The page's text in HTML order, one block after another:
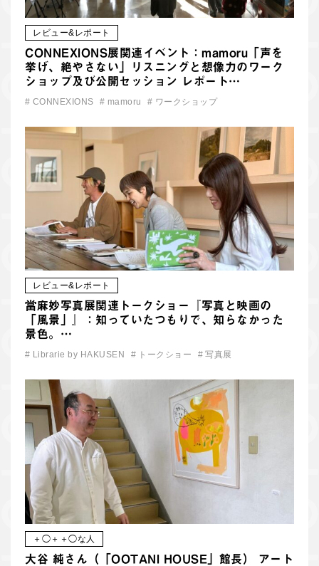
レビュー&レポート
CONNEXIONS展関連イベント：mamoru「声を
挙げ、絶やさない」リスニングと想像力のワーク
ショップ及び公開セッション レポート…
# CONNEXIONS # mamoru # ワークショップ
レビュー&レポート
當麻妙写真展関連トークショー『写真と映画の
「風景」』：知っていたつもりで、知らなかった
景色。…
# Librarie by HAKUSEN # トークショー # 写真展
＋◯＋＋◯な人
大谷 純さん（「OOTANI HOUSE」館長） アート